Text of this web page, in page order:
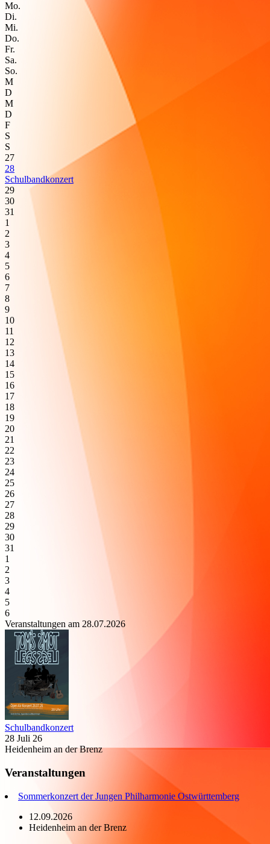
Mo.
Di.
Mi.
Do.
Fr.
Sa.
So.
M
D
M
D
F
S
S
27
28
Schulbandkonzert
29
30
31
1
2
3
4
5
6
7
8
9
10
11
12
13
14
15
16
17
18
19
20
21
22
23
24
25
26
27
28
29
30
31
1
2
3
4
5
6
Veranstaltungen am 28.07.2026
Schulbandkonzert
28 Juli 26
Heidenheim an der Brenz
Veranstaltungen
Sommerkonzert der Jungen Philharmonie Ostwürttemberg
12.09.2026
Heidenheim an der Brenz